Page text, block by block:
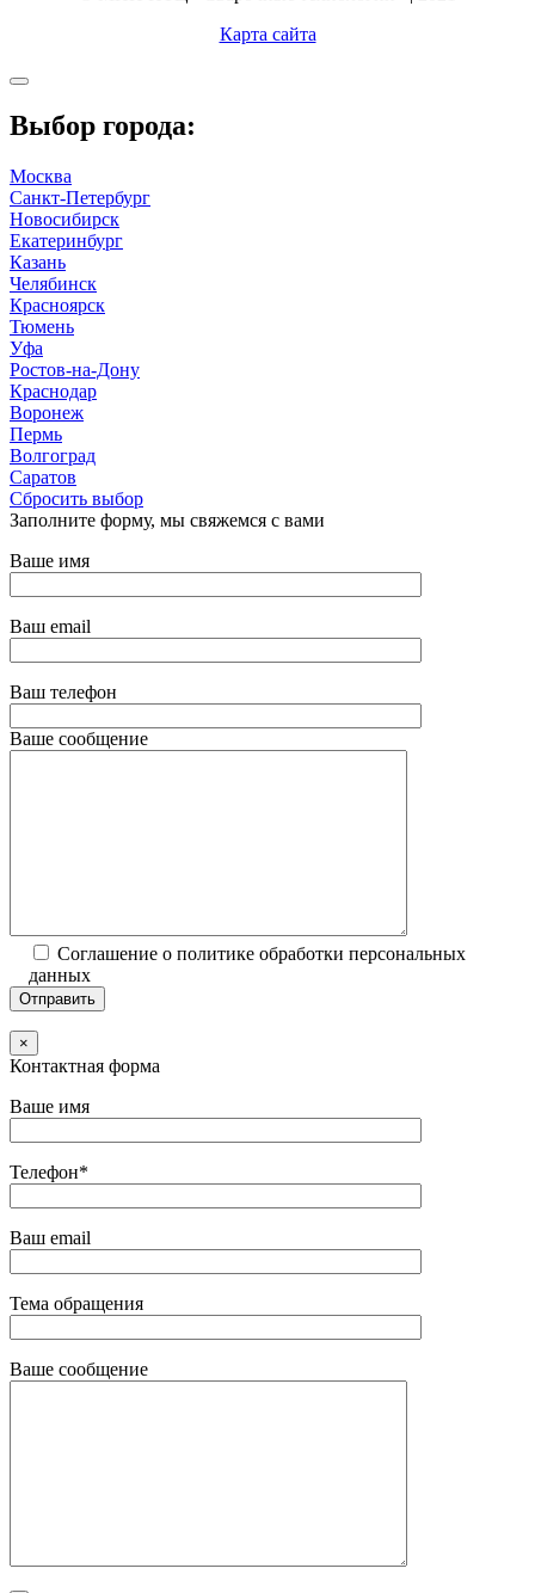
Карта сайта
Выбор города:
Москва
Санкт-Петербург
Новосибирск
Екатеринбург
Казань
Челябинск
Красноярск
Тюмень
Уфа
Ростов-на-Дону
Краснодар
Воронеж
Пермь
Волгоград
Саратов
Сбросить выбор
Заполните форму, мы свяжемся с вами
Ваше имя
Ваш email
Ваш телефон
Ваше сообщение
Соглашение о политике обработки персональных
данных
×
Контактная форма
Ваше имя
Телефон*
Ваш email
Тема обращения
Ваше сообщение